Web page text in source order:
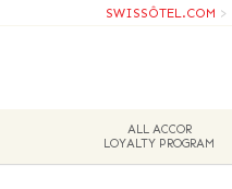
SWISSÔTEL.COM >
ALL ACCOR
LOYALTY PROGRAM